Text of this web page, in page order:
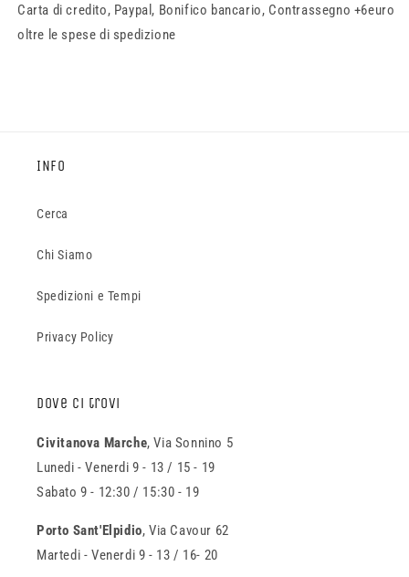
Carta di credito, Paypal, Bonifico bancario, Contrassegno +6euro
oltre le spese di spedizione
INFO
Cerca
Chi Siamo
Spedizioni e Tempi
Privacy Policy
Dove ci trovi
Civitanova Marche, Via Sonnino 5
Lunedi - Venerdi 9 - 13 / 15 - 19
Sabato 9 - 12:30 / 15:30 - 19
Porto Sant'Elpidio, Via Cavour 62
Martedi - Venerdi 9 - 13 / 16- 20